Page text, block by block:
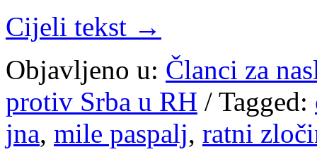
Cijeli tekst →
Objavljeno u: Članci za
protiv Srba u RH / Tagged:
jna, mile paspalj, ratni